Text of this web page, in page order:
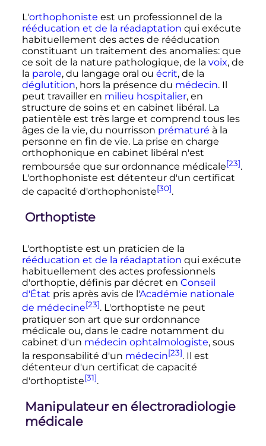
L'orthophoniste est un professionnel de la
rééducation et de la réadaptation qui exécute
habituellement des actes de rééducation
constituant un traitement des anomalies: que
ce soit de la nature pathologique, de la voix, de
la parole, du langage oral ou écrit, de la
déglutition, hors la présence du médecin. Il
peut travailler en milieu hospitalier, en
structure de soins et en cabinet libéral. La
patientèle est très large et comprend tous les
âges de la vie, du nourrisson prématuré à la
personne en fin de vie. La prise en charge
orthophonique en cabinet libéral n'est
remboursée que sur ordonnance médicale[23].
L'orthophoniste est détenteur d'un certificat
de capacité d'orthophoniste[30].
Orthoptiste
L'orthoptiste est un praticien de la
rééducation et de la réadaptation qui exécute
habituellement des actes professionnels
d'orthoptie, définis par décret en Conseil
d'État pris après avis de l'Académie nationale
de médecine[23]. L'orthoptiste ne peut
pratiquer son art que sur ordonnance
médicale ou, dans le cadre notamment du
cabinet d'un médecin ophtalmologiste, sous
la responsabilité d'un médecin[23]. Il est
détenteur d'un certificat de capacité
d'orthoptiste[31].
Manipulateur en électroradiologie
médicale